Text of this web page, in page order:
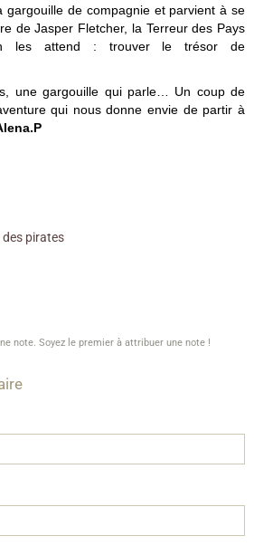
gargouille de compagnie et parvient à se
de Jasper Fletcher, la Terreur des Pays
les attend : trouver le trésor de
une gargouille qui parle… Un coup de
qui nous donne envie de partir à
note. Soyez le premier à attribuer une note !